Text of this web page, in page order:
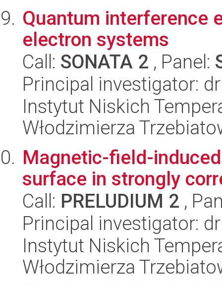
Quantum interference
electron systems
Call: SONATA 2 , Panel:
Principal investigator:
Instytut Niskich
Włodzimierza
Magnetic-field-
surface in strongly
Call: PRELUDIUM 2 ,
Principal investigator:
Instytut Niskich
Włodzimierza